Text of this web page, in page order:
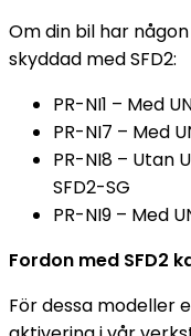
Om din bil har
skyddad med SFD2:
PR-NI1 – Med
PR-NI7 – Med
PR-NI8 – Utan
SFD2-SG
PR-NI9 – Med
Fordon med SFD2
För dessa modeller